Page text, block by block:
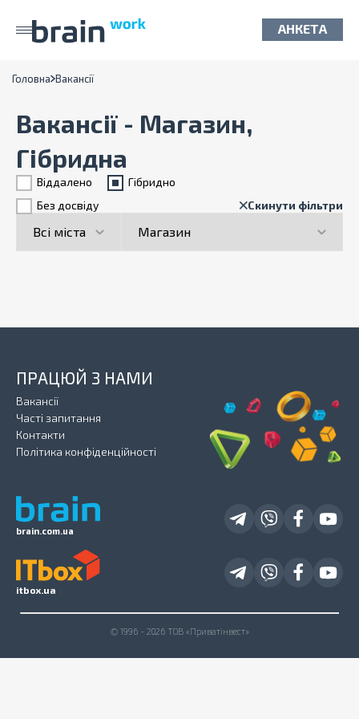
АНКЕТА
Головна Вакансії
Вакансії - Магазин,
Гібридна
Віддалено
Гiбридно
Без досвіду
Скинути фільтри
brain.com.ua
ПРАЦЮЙ З НАМИ
Вакансії
Часті запитання
Контакти
Політика конфіденційності
itbox.ua
© 1996 - 2026 ТОВ «Приватінвест»